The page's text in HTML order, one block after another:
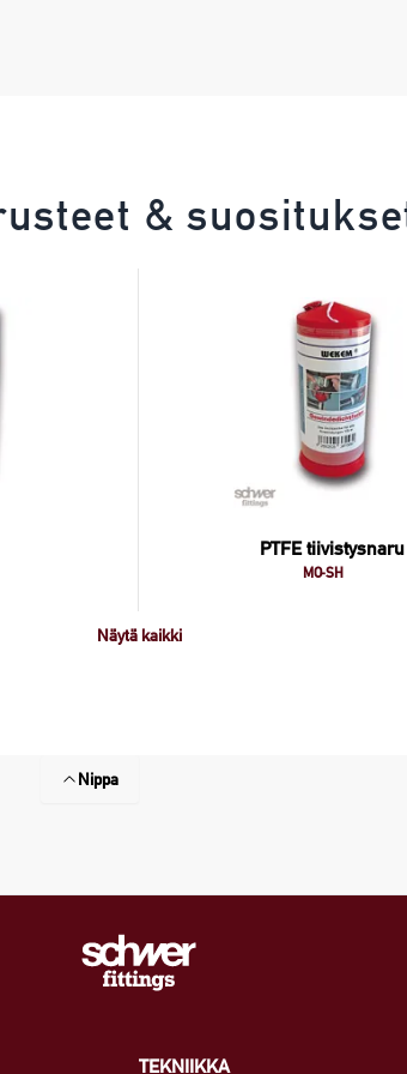
&
PTFE tiivistysnaru
MO-SH
Näytä kaikki
Nippa
TEKNIIKKA